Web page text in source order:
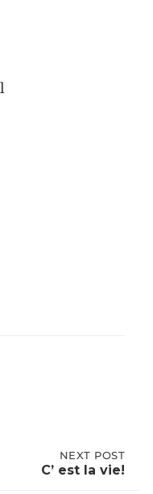
NEXT POST
C’ est la vie!